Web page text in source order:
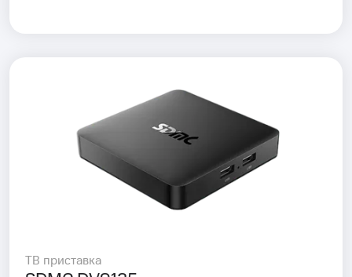
ТВ приставка